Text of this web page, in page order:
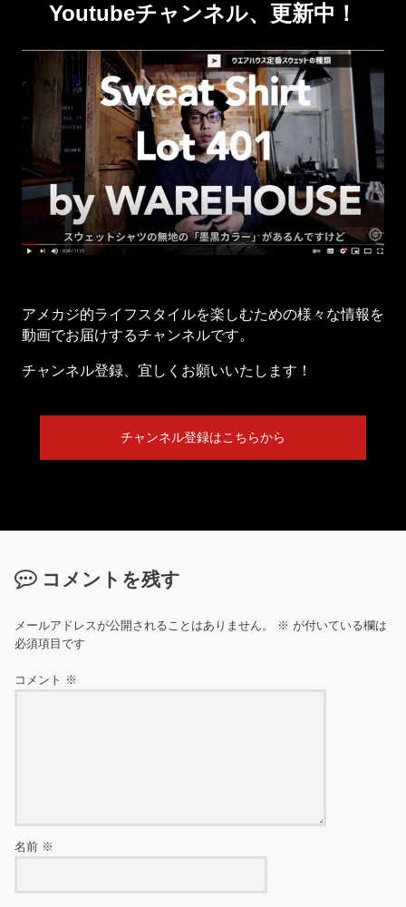
Youtubeチャンネル、更新中！
アメカジ的ライフスタイルを楽しむための様々な情報を
動画でお届けするチャンネルです。
チャンネル登録、宜しくお願いいたします！
チャンネル登録はこちらから
コメントを残す
メールアドレスが公開されることはありません。 ※ が付いている欄は
必須項目です
コメント ※
名前 ※